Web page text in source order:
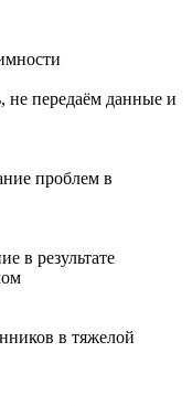
что весь
и понимающий
Теперь я
кто столкнулся
к
радость
главу,
и набрала
после
важно найти
И уже
легче.
по скайпу,
не передаём данные и
проблем в
в результате
в тяжелой